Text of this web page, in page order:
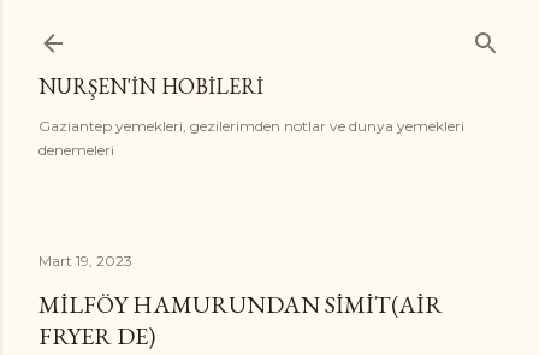
NURŞEN'İN HOBİLERİ
Gaziantep yemekleri, gezilerimden notlar ve dunya yemekleri
denemeleri
Mart 19, 2023
MILFÖY HAMURUNDAN SIMIT(AIR
FRYER DE)